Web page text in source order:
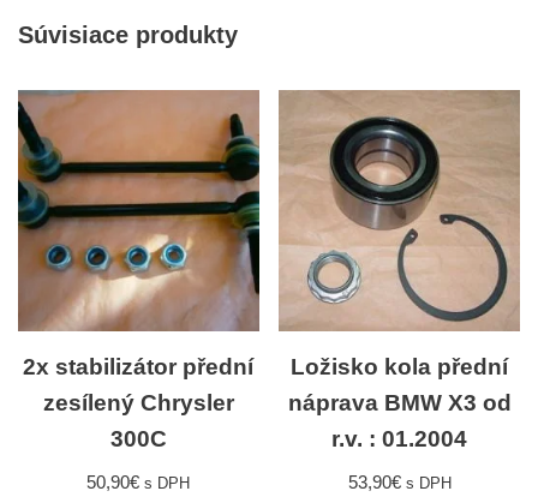
Súvisiace produkty
2x stabilizátor přední
zesílený Chrysler
300C
50,90€ s DPH
Ložisko kola přední
náprava BMW X3 od
r.v. : 01.2004
53,90€ s DPH